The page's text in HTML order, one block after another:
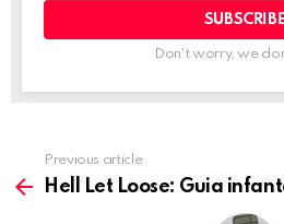
Don't worry, we
more
Previous article
Hell Let Loose: Guia